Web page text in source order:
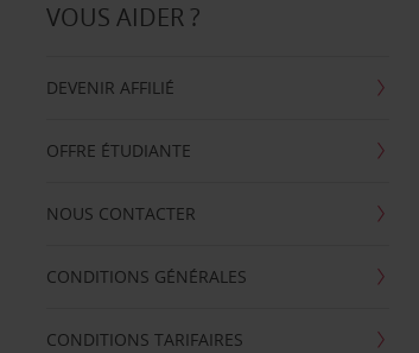
VOUS AIDER ?
DEVENIR AFFILIÉ
OFFRE ÉTUDIANTE
NOUS CONTACTER
CONDITIONS GÉNÉRALES
CONDITIONS TARIFAIRES